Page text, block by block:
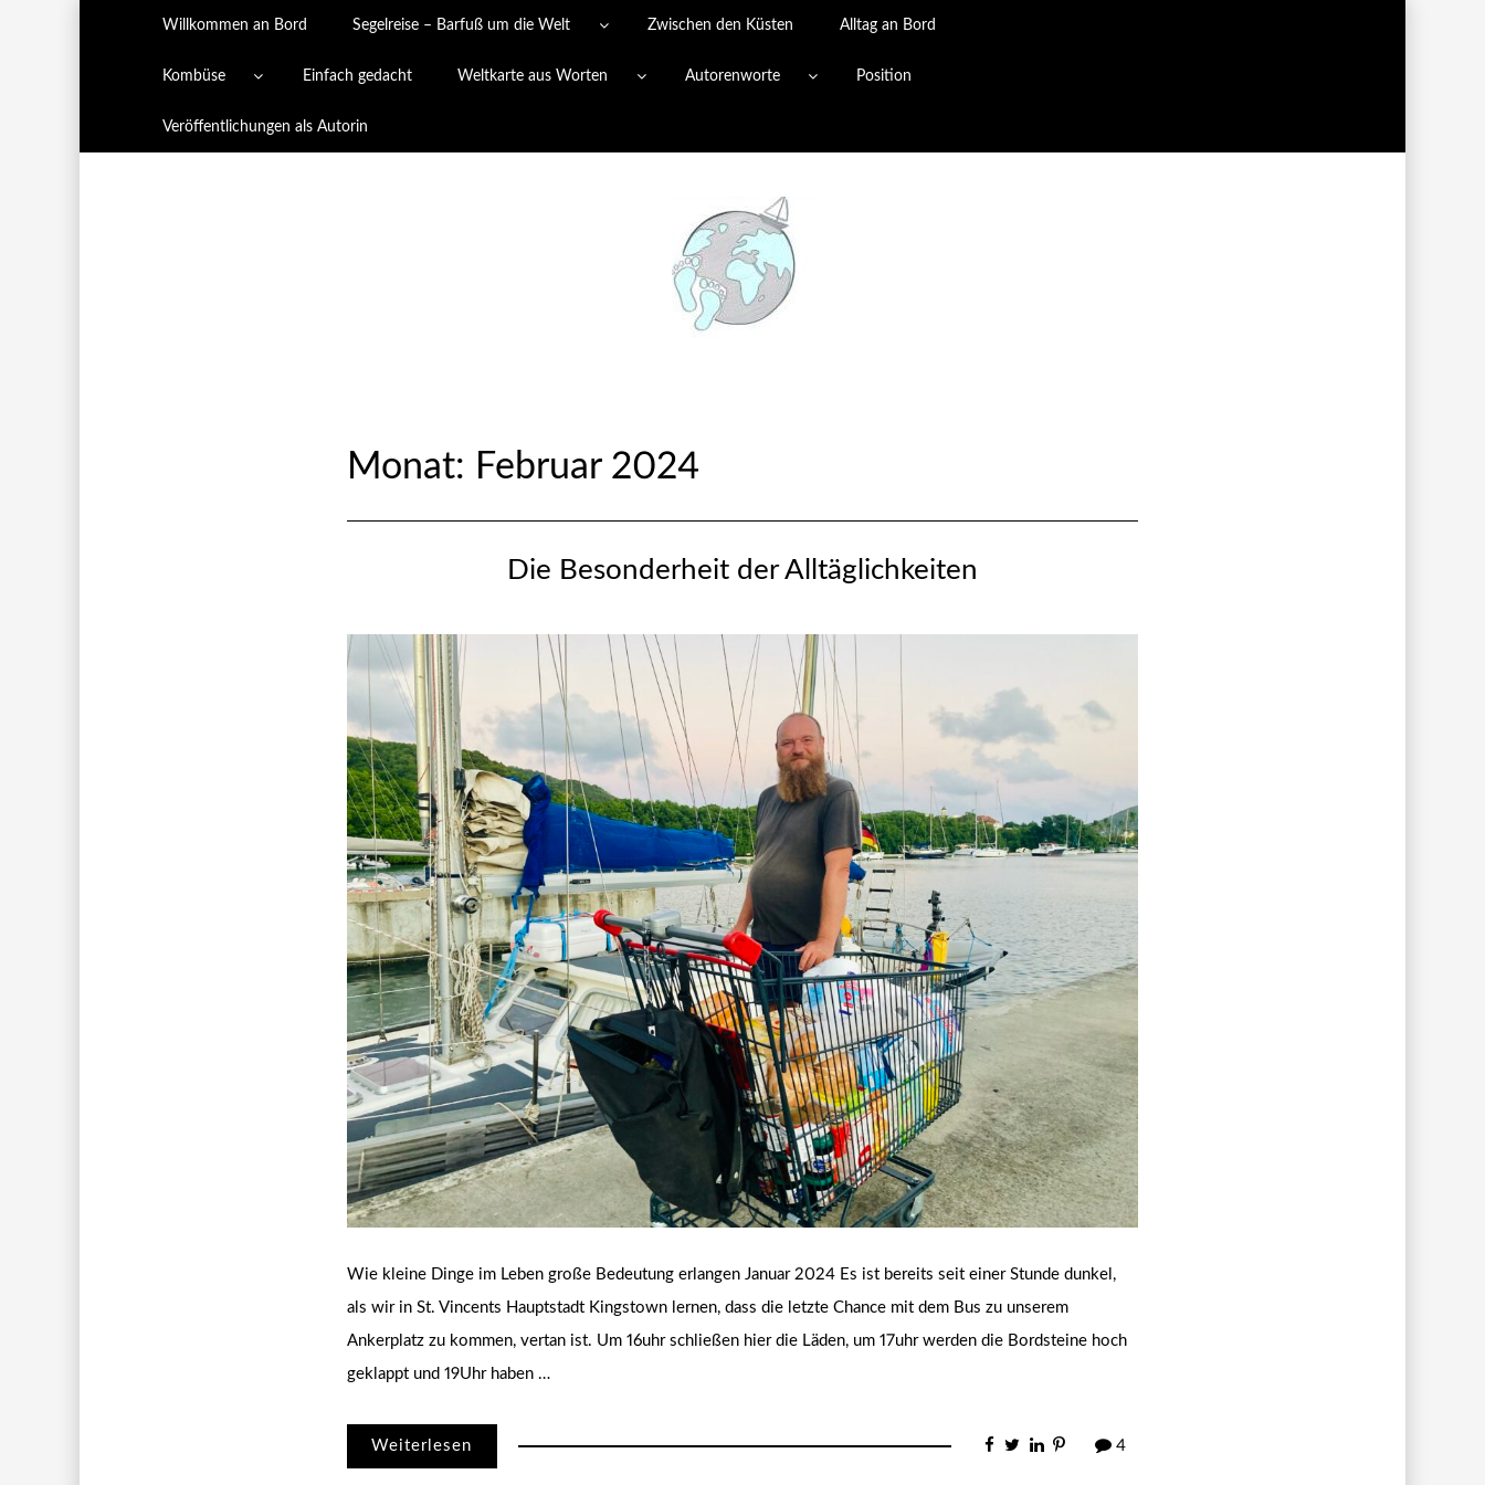
Willkommen an Bord Segelreise – Barfuß um die Welt Zwischen den Küsten Alltag an Bord
Kombüse Einfach gedacht Weltkarte aus Worten Autorenworte Position
Veröffentlichungen als Autorin
Monat: Februar 2024
Die Besonderheit der Alltäglichkeiten
Wie kleine Dinge im Leben große Bedeutung erlangen Januar 2024 Es ist bereits seit einer Stunde dunkel,
als wir in St. Vincents Hauptstadt Kingstown lernen, dass die letzte Chance mit dem Bus zu unserem
Ankerplatz zu kommen, vertan ist. Um 16uhr schließen hier die Läden, um 17uhr werden die Bordsteine hoch
geklappt und 19Uhr haben …
Weiterlesen 4